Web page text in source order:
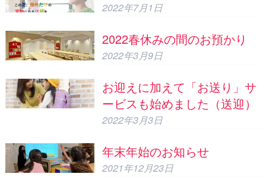
2022年7月1日
2022春休みの間のお預かり
2022年3月9日
お迎えに加えて「お送り」サ
ービスも始めました（送迎）
2022年3月3日
年末年始のお知らせ
2021年12月23日